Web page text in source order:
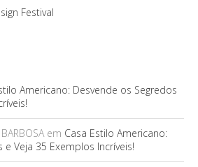
Festival
Americano: Desvende os Segredos
em Casa Estilo Americano:
e Veja 35 Exemplos Incríveis!